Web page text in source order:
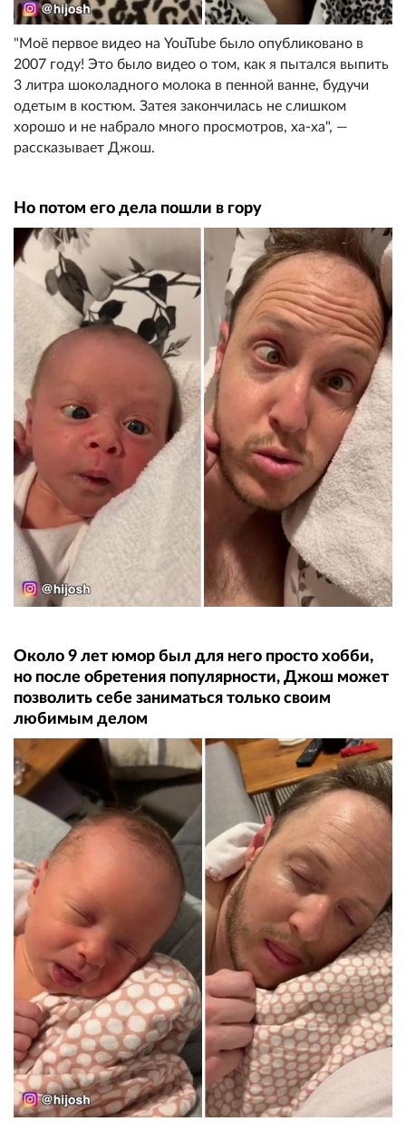
"Моё первое видео на YouTube было опубликовано в
2007 году! Это было видео о том, как я пытался выпить
3 литра шоколадного молока в пенной ванне, будучи
одетым в костюм. Затея закончилась не слишком
хорошо и не набрало много просмотров, ха-ха", —
рассказывает Джош.
Но потом его дела пошли в гору
Около 9 лет юмор был для него просто хобби,
но после обретения популярности, Джош может
позволить себе заниматься только своим
любимым делом